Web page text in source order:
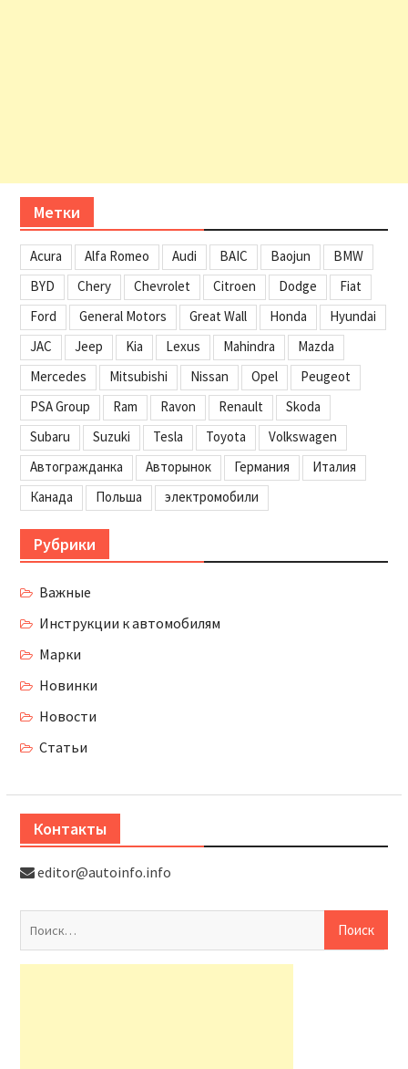
Метки
Acura Alfa Romeo Audi BAIC Baojun
BMW
BYD
Chery Chevrolet Citroen Dodge
Fiat
Ford
General Motors Great Wall Honda
Hyundai
JAC
Jeep Kia Lexus Mahindra
Mazda
Mercedes
Mitsubishi Nissan Opel
Peugeot
PSA Group
Ram Ravon Renault
Skoda
Subaru
Suzuki Tesla Toyota
Volkswagen
Автогражданка
Авторынок Германия
Италия
Канада
Польша электромобили
Рубрики
Важные
Инструкции к автомобилям
Марки
Новинки
Новости
Статьи
Контакты
editor@autoinfo.info